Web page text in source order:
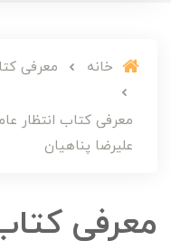
خانه معرفی
معرفی کتاب انتظار
علیرضا پناهیان
معرفی